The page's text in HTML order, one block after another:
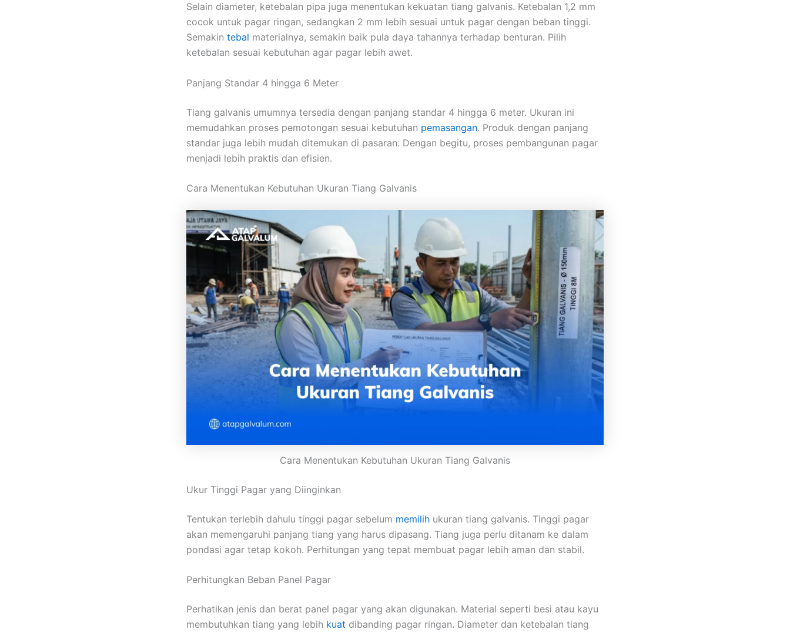
Selain diameter, ketebalan pipa juga menentukan kekuatan tiang galvanis. Ketebalan 1,2 mm
cocok untuk pagar ringan, sedangkan 2 mm lebih sesuai untuk pagar dengan beban tinggi.
Semakin tebal materialnya, semakin baik pula daya tahannya terhadap benturan. Pilih
ketebalan sesuai kebutuhan agar pagar lebih awet.
Panjang Standar 4 hingga 6 Meter
Tiang galvanis umumnya tersedia dengan panjang standar 4 hingga 6 meter. Ukuran ini
memudahkan proses pemotongan sesuai kebutuhan pemasangan. Produk dengan panjang
standar juga lebih mudah ditemukan di pasaran. Dengan begitu, proses pembangunan pagar
menjadi lebih praktis dan efisien.
Cara Menentukan Kebutuhan Ukuran Tiang Galvanis
Cara Menentukan Kebutuhan Ukuran Tiang Galvanis
Ukur Tinggi Pagar yang Diinginkan
Tentukan terlebih dahulu tinggi pagar sebelum memilih ukuran tiang galvanis. Tinggi pagar
akan memengaruhi panjang tiang yang harus dipasang. Tiang juga perlu ditanam ke dalam
pondasi agar tetap kokoh. Perhitungan yang tepat membuat pagar lebih aman dan stabil.
Perhitungkan Beban Panel Pagar
Perhatikan jenis dan berat panel pagar yang akan digunakan. Material seperti besi atau kayu
membutuhkan tiang yang lebih kuat dibanding pagar ringan. Diameter dan ketebalan tiang